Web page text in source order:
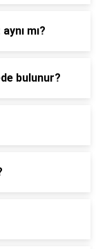
mı?
bulunur?